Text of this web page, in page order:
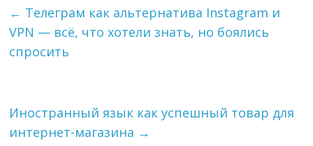
← Телеграм как альтернатива Instagram и
VPN — всё, что хотели знать, но боялись
спросить
Иностранный язык как успешный товар для
интернет-магазина →